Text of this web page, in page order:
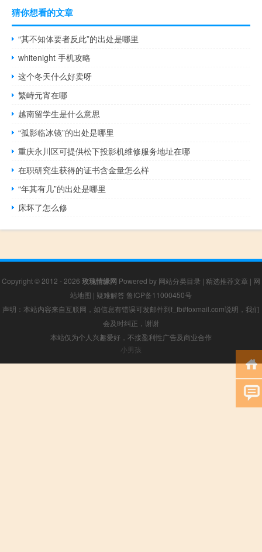
猜你想看的文章
“其不知体要者反此”的出处是哪里
whitenight 手机攻略
这个冬天什么好卖呀
繁峙元宵在哪
越南留学生是什么意思
“孤影临冰镜”的出处是哪里
重庆永川区可提供松下投影机维修服务地址在哪
在职研究生获得的证书含金量怎么样
“年其有几”的出处是哪里
床坏了怎么修
Copyright © 2012 - 2026 玫瑰情缘网 Powered by 网站分类目录 | 精选推荐文章 | 网
站地图 | 疑难解答 鲁ICP备11000450号
声明：本站内容来自互联网，如信息有错误可发邮件到f_fb#foxmail.com说明，我们
会及时纠正，谢谢
本站仅为个人兴趣爱好，不接盈利性广告及商业合作
小男孩